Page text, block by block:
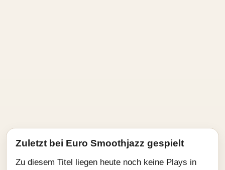
Zuletzt bei Euro Smoothjazz gespielt
Zu diesem Titel liegen heute noch keine Plays in